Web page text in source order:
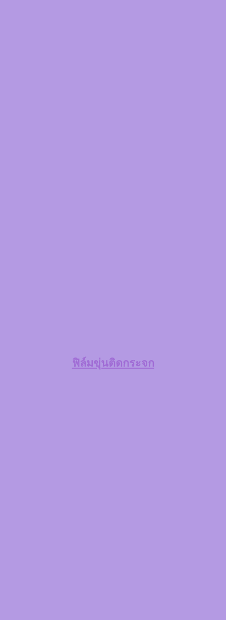
ฟิล์มขุ่นติดกระจก